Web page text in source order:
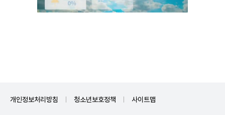
개인정보처리방침 청소년보호정책 사이트맵